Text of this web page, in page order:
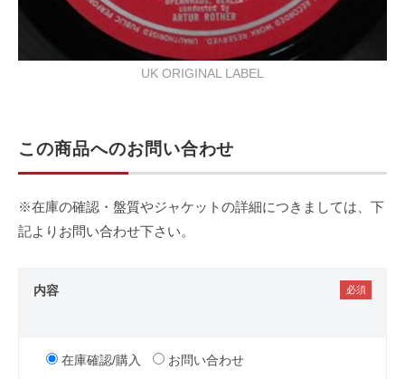
UK ORIGINAL LABEL
この商品へのお問い合わせ
※在庫の確認・盤質やジャケットの詳細につきましては、下
記よりお問い合わせ下さい。
内容
在庫確認/購入 お問い合わせ